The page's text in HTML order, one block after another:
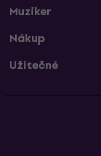
Muziker
Nákup
Užitečné